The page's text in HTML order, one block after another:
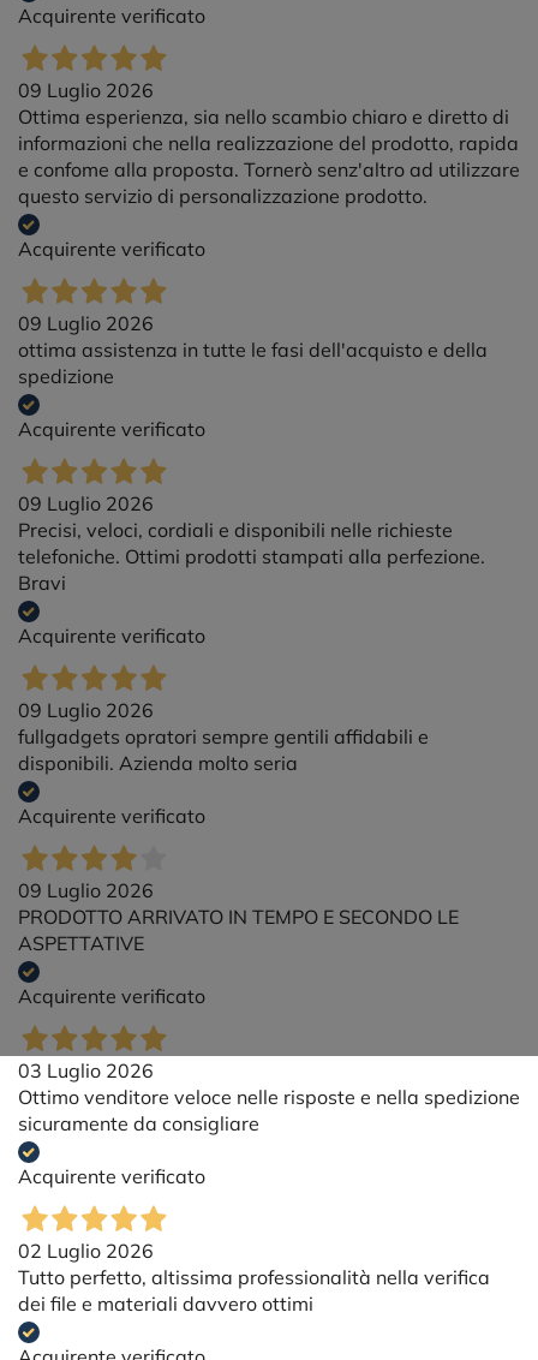
Acquirente verificato
09 Luglio 2026
Ottima esperienza, sia nello scambio chiaro e diretto di
informazioni che nella realizzazione del prodotto, rapida
e confome alla proposta. Tornerò senz'altro ad utilizzare
questo servizio di personalizzazione prodotto.
Acquirente verificato
09 Luglio 2026
ottima assistenza in tutte le fasi dell'acquisto e della
spedizione
Acquirente verificato
09 Luglio 2026
Precisi, veloci, cordiali e disponibili nelle richieste
telefoniche. Ottimi prodotti stampati alla perfezione.
Bravi
Acquirente verificato
09 Luglio 2026
fullgadgets opratori sempre gentili affidabili e
disponibili. Azienda molto seria
Acquirente verificato
09 Luglio 2026
PRODOTTO ARRIVATO IN TEMPO E SECONDO LE
ASPETTATIVE
Acquirente verificato
03 Luglio 2026
Ottimo venditore veloce nelle risposte e nella spedizione
sicuramente da consigliare
Acquirente verificato
02 Luglio 2026
Tutto perfetto, altissima professionalità nella verifica
dei file e materiali davvero ottimi